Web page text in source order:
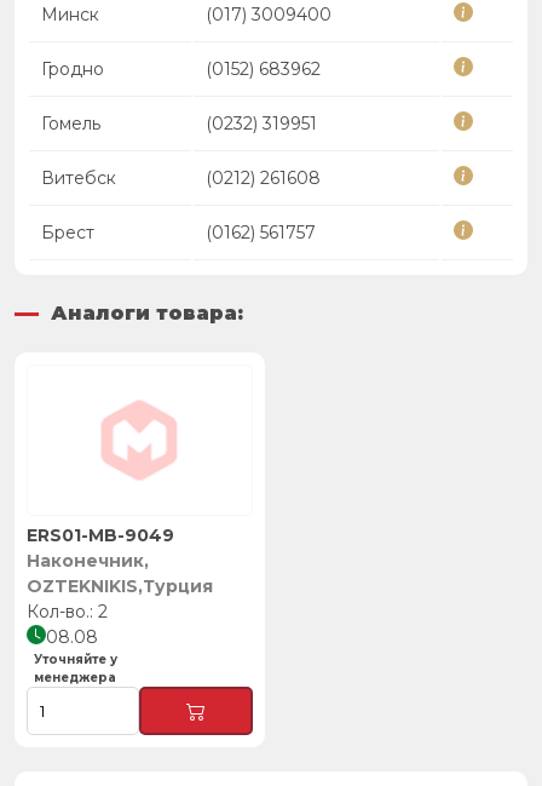
Минск (017) 3009400
Гродно (0152) 683962
Гомель (0232) 319951
Витебск (0212) 261608
Брест (0162) 561757
Аналоги товара:
Наконечник,
OZTEKNIKIS,Турция
ERS01-MB-9049
2
08.08
Уточняйте у
менеджера